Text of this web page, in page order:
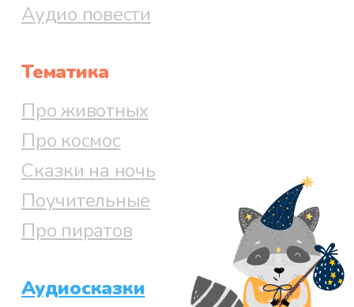
Аудио повести
Тематика
Про животных
Про космос
Сказки на ночь
Поучительные
Про пиратов
Аудиосказки